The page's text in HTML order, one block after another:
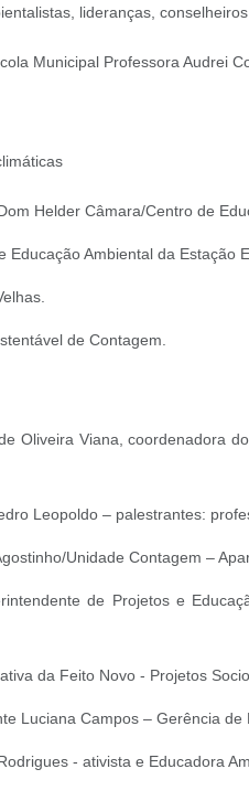
lideranças, conselheiros
Municipal Professora Audrei
Helder Câmara/Centro de
Ambiental da Estação
de Contagem.
Oliveira Viana, coordenadora
Leopoldo – palestrantes:
Unidade Contagem –
de Projetos e
da Feito Novo - Projetos
Luciana Campos – Gerência de
- ativista e Educadora